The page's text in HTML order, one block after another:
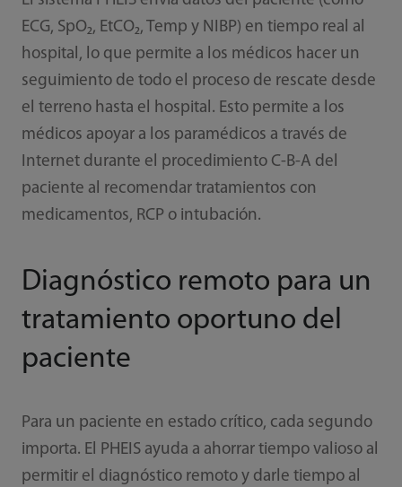
ECG, SpO₂, EtCO₂, Temp y NIBP) en tiempo real al
hospital, lo que permite a los médicos hacer un
seguimiento de todo el proceso de rescate desde
el terreno hasta el hospital. Esto permite a los
médicos apoyar a los paramédicos a través de
Internet durante el procedimiento C-B-A del
paciente al recomendar tratamientos con
medicamentos, RCP o intubación.
Diagnóstico remoto para un
tratamiento oportuno del
paciente
Para un paciente en estado crítico, cada segundo
importa. El PHEIS ayuda a ahorrar tiempo valioso al
permitir el diagnóstico remoto y darle tiempo al